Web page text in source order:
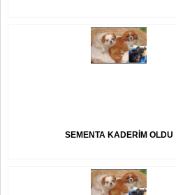
SEMENTA KADERİM OLDU